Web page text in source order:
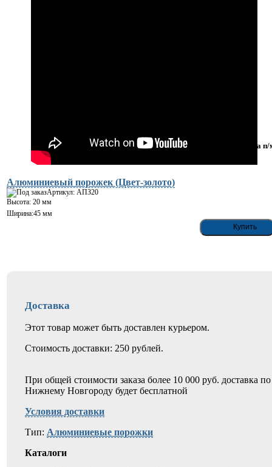
Алюминиевый порожек (Цвет-золото)
Артикул: АПЗ20
Высота: 20 мм
Ширина:45 мм
за
Доставка
Этот товар может быть доставлен курьером.
Стоимость доставки: 250 рублей.
При общей стоимости заказа более 10 000 руб. доставка по
Нижнему Новгороду будет бесплатной
Условия доставки
Тип: Алюминиевые порожки
Каталоги